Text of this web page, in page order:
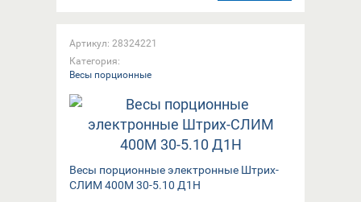
Артикул: 28324221
Категория:
Весы порционные
Весы порционные электронные Штрих-
СЛИМ 400М 30-5.10 Д1Н